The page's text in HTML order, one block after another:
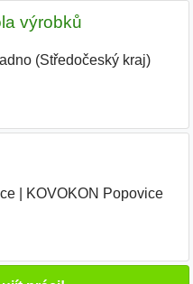
výrobků
(Středočeský kraj)
KOVOKON Popovice